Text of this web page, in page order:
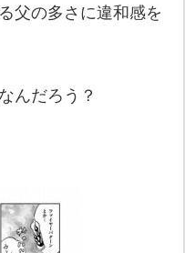
父の多さに違和感を
んだろう？